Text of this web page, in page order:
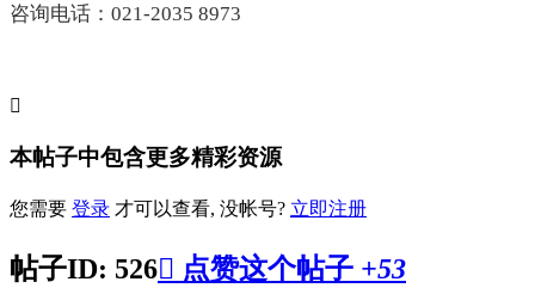
咨询电话：021-2035 8973

本帖子中包含更多精彩资源
您需要 登录 才可以查看, 没帐号? 立即注册
帖子ID: 526 点赞这个帖子 +53